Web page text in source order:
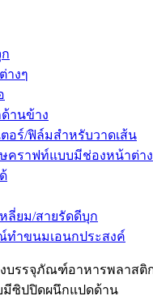
างๆ
านข้าง
อร์/ฟิล์มสำหรับวาดเส้น
คราฟท์แบบมีช่องหน้าต่าง
ลี่ยม/สายรัดดีบุก
ทำขนมเอนกประสงค์